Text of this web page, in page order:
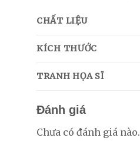
CHẤT LIỆU
KÍCH THƯỚC
TRANH HỌA SĨ
Đánh giá
Chưa có đánh giá nào.